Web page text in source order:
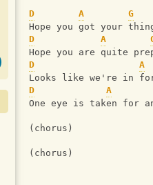
D A G
Hope you got your
D
A
Hope you are quite
D
A
Looks like we're in
D
A
One eye is taken for
(chorus)
(chorus)